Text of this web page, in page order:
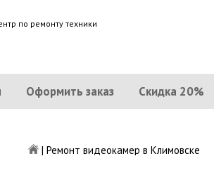
по ремонту техники
Оформить заказ Скидка 20%
| Ремонт видеокамер в Климовске